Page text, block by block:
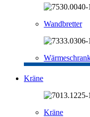
Wandbretter
Kräne
Kräne